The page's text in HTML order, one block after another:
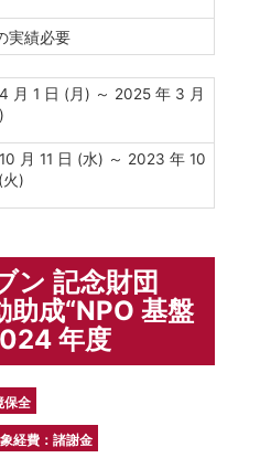
実績必要
月 1 日 (月) ～ 2025 年 3 月
月 11 日 (水) ～ 2023 年 10
火)
ン 記念財団
助成“NPO 基盤
年度
保全
経費：諸謝金